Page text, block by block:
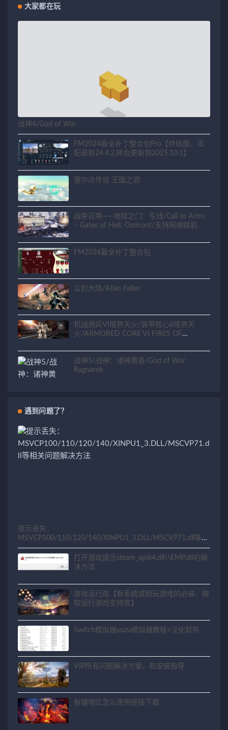
大家都在玩
战神4/God of War
FM2024最全补丁整合包Pro【终结版，适
配最新24.4.2,转会更新到2025.10.1】
塞尔达传说 王国之泪
战争召唤——地狱之门：东线/Call to Arms
– Gates of Hell: Ostfront/支持网络联机
FM2024最全补丁整合包
尘封大陆/Atlas Fallen
机战佣兵VI境界天火/装甲核心6境界天
火/ARMORED CORE VI FIRES OF
战神5/战神：诸神黄昏/God of War
Ragnarok
遇到问题了？
提示丢失：
MSVCP100/110/120/140/XINPU1_3.DLL/MSCVP71.dll等相
关问题解决方法
打开游戏提示steam_api64.dll\\EMP.dll的解
决方法
游戏运行库【新系统或刚玩游戏的必装、微
软运行游戏支持库】
Switch模拟器yuzu模拟器教程+汉化软件
VIP所有问题解决方案，和安装指导
新疆地区怎么使用链接下载